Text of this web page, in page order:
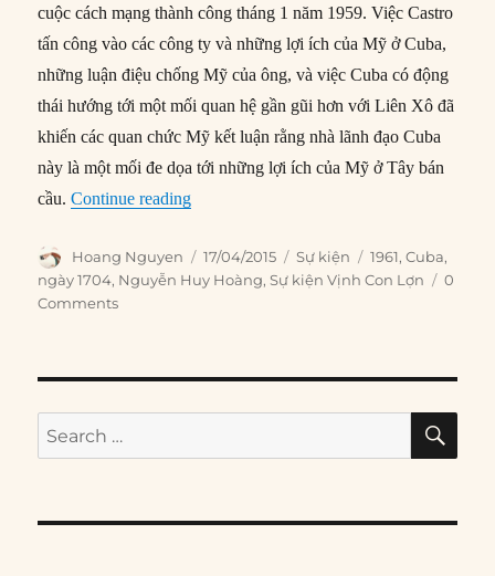
cuộc cách mạng thành công tháng 1 năm 1959. Việc Castro
tấn công vào các công ty và những lợi ích của Mỹ ở Cuba,
những luận điệu chống Mỹ của ông, và việc Cuba có động
thái hướng tới một mối quan hệ gần gũi hơn với Liên Xô đã
khiến các quan chức Mỹ kết luận rằng nhà lãnh đạo Cuba
này là một mối đe dọa tới những lợi ích của Mỹ ở Tây bán
cầu.Continue reading“17/04/1961: Mỹ tiến hành Sự kiện Vịnh
Author
Hoang Nguyen
Posted
on
17/04/2015 Categories
Sự kiện Tags
1961,Cuba,
ngày 1704, Nguyễn Huy Hoàng,Sự kiện Vịnh Con Lợn
0
Comments
Search
for: